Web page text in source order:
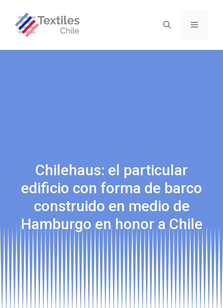
Chilehaus: el particular
edificio con forma de barco
construido en medio de
Hamburgo en honor a Chile